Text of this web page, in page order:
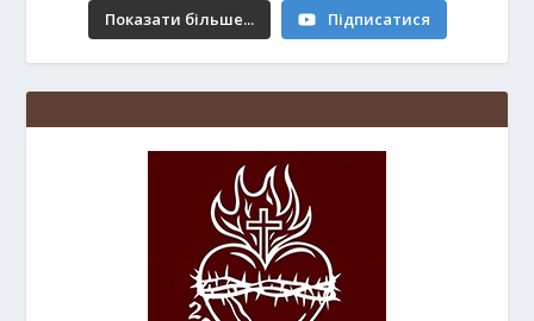
Показати більше... Підписатися